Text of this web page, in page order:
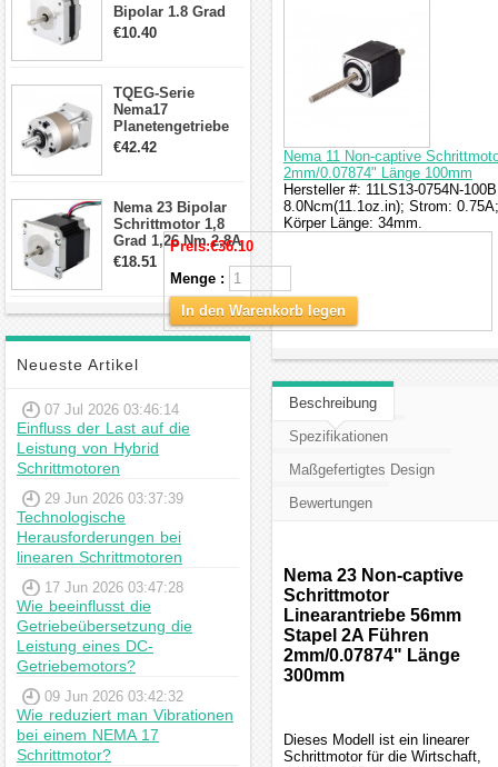
Bipolar 1.8 Grad
8.7Ncm 1A 3.5V 4
€10.40
TQEG-Serie
Nema17
Planetengetriebe
10:1 Spiel 15Arc-
€42.42
Nema 23 Bipolar
Schrittmotor 1,8
Grad 1,26 Nm 2,8A
2,5V 4 Drähte
23hs22-2804s
Schrittmotor
€18.51
Neueste Artikel
07 Jul 2026 03:46:14
Einfluss der Last auf die
Leistung von Hybrid
Schrittmotoren
29 Jun 2026 03:37:39
Technologische
Herausforderungen bei
linearen Schrittmotoren
17 Jun 2026 03:47:28
Wie beeinflusst die
Getriebeübersetzung die
Leistung eines DC-
Getriebemotors?
09 Jun 2026 03:42:32
Wie reduziert man Vibrationen
bei einem NEMA 17
Schrittmotor?
Nema 11 Non-captive
2mm/0.07874" Länge 100mm
Hersteller #: 11LS13-0754N-
8.0Ncm(11.1oz.in); Strom:
Körper Länge: 34mm.
Preis:€36.10
Menge :
In den Warenkorb legen
Beschreibung
Spezifikationen
Maßgefertigtes Design
Bewertungen
Nema 23 Non-captive
Schrittmotor
Linearantriebe 56mm
Stapel 2A Führen
2mm/0.07874" Länge
300mm
Dieses Modell ist ein linearer
Schrittmotor für die Wirtschaft,